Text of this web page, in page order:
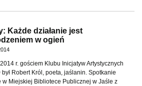
Każde działanie jest
w ogień
r. gościem Klubu Inicjatyw Artystycznych
był Robert Król, poeta, jaślanin. Spotkanie
w Miejskiej Bibliotece Publicznej w Jaśle z